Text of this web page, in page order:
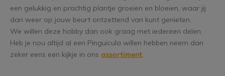
een gelukkig en prachtig plantje groeien en bloeien, waar jij
dan weer op jouw beurt ontzettend van kunt genieten.
We willen deze hobby dan ook graag met iedereen delen.
Heb je nou altijd al een Pinguicula willen hebben neem dan
zeker eens een kijkje in ons assortiment.